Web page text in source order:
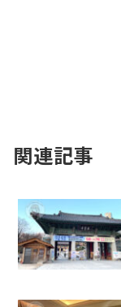
関連記事